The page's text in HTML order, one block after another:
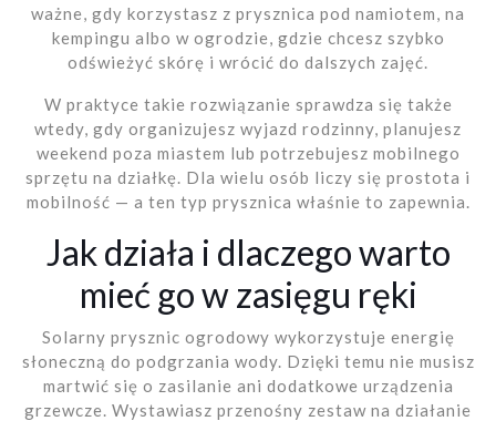
ważne, gdy korzystasz z prysznica pod namiotem, na
kempingu albo w ogrodzie, gdzie chcesz szybko
odświeżyć skórę i wrócić do dalszych zajęć.
W praktyce takie rozwiązanie sprawdza się także
wtedy, gdy organizujesz wyjazd rodzinny, planujesz
weekend poza miastem lub potrzebujesz mobilnego
sprzętu na działkę. Dla wielu osób liczy się prostota i
mobilność — a ten typ prysznica właśnie to zapewnia.
Jak działa i dlaczego warto
mieć go w zasięgu ręki
Solarny prysznic ogrodowy wykorzystuje energię
słoneczną do podgrzania wody. Dzięki temu nie musisz
martwić się o zasilanie ani dodatkowe urządzenia
grzewcze. Wystawiasz przenośny zestaw na działanie